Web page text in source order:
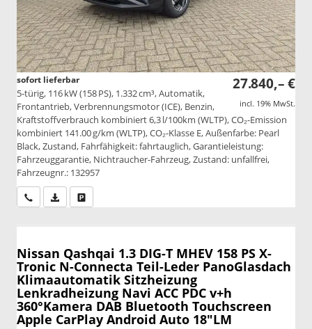
27.840,– €
incl. 19% MwSt.
sofort lieferbar
5-türig, 116 kW (158 PS), 1.332 cm³, Automatik,
Frontantrieb, Verbrennungsmotor (ICE), Benzin,
Kraftstoffverbrauch kombiniert 6,3 l/100km (WLTP), CO₂-Emission
kombiniert 141.00 g/km (WLTP), CO₂-Klasse E, Außenfarbe: Pearl
Black, Zustand, Fahrfähigkeit: fahrtauglich, Garantieleistung:
Fahrzeuggarantie, Nichtraucher-Fahrzeug, Zustand: unfallfrei,
Fahrzeugnr.: 132957
Wir rufen Sie anPDF-Datei, Fahrzeugexposé drucken
Nissan Qashqai 1.3 DIG-T MHEV 158 PS X-
Tronic N-Connecta Teil-Leder PanoGlasdach
Klimaautomatik Sitzheizung
Lenkradheizung Navi ACC PDC v+h
360°Kamera DAB Bluetooth Touchscreen
Apple CarPlay Android Auto 18"LM